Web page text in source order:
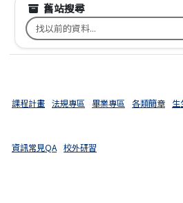
舊站搜尋
搜尋台南市文元國小舊校網關鍵字
課程計畫 法規專區 畢業專區 各類簡章 生
資訊常見QA 校外研習